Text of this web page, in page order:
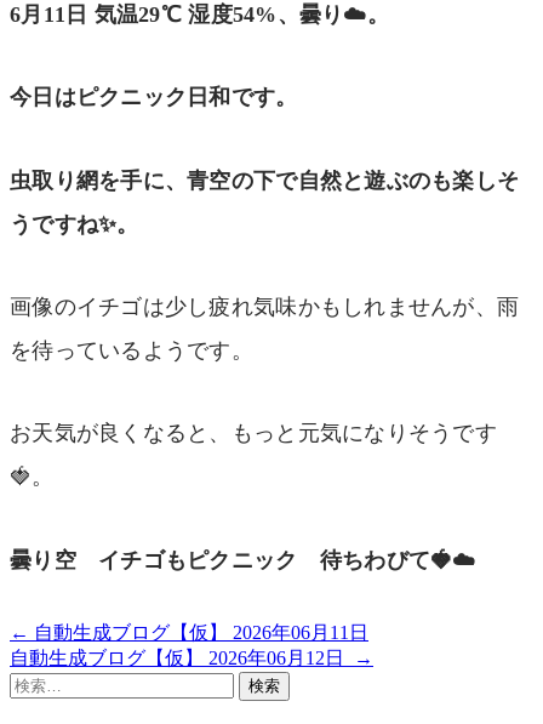
6月11日 気温29℃ 湿度54%、曇り☁️。
今日はピクニック日和です。
虫取り網を手に、青空の下で自然と遊ぶのも楽しそ
うですね✨。
画像のイチゴは少し疲れ気味かもしれませんが、雨
を待っているようです。
お天気が良くなると、もっと元気になりそうです
🍓。
曇り空 イチゴもピクニック 待ちわびて🍓☁️
投
稿
← 自動生成ブログ【仮】 2026年06月11日
自動生成ブログ【仮】 2026年06月12日
→
検